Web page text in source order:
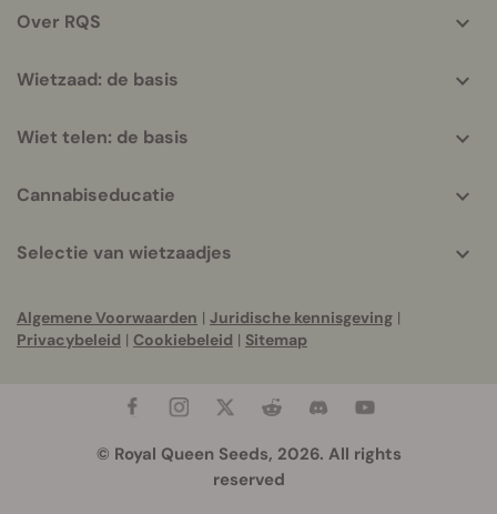
Over RQS
Wietzaad: de basis
Wiet telen: de basis
Cannabiseducatie
Selectie van wietzaadjes
Algemene Voorwaarden | Juridische kennisgeving |
Privacybeleid | Cookiebeleid | Sitemap
© Royal Queen Seeds, 2026. All rights
reserved